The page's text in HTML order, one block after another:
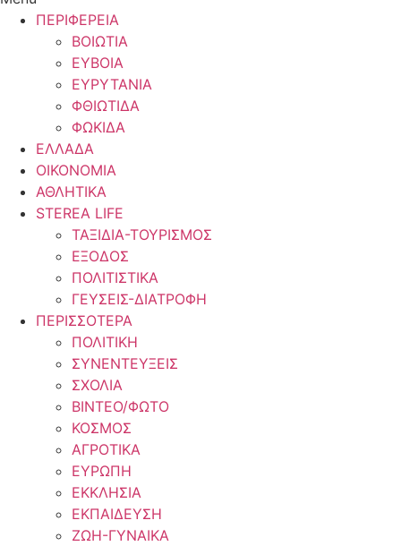
ΠΕΡΙΦΕΡΕΙΑ
ΒΟΙΩΤΙΑ
ΕΥΒΟΙΑ
ΕΥΡΥΤΑΝΙΑ
ΦΘΙΩΤΙΔΑ
ΦΩΚΙΔΑ
ΕΛΛΑΔΑ
ΟΙΚΟΝΟΜΙΑ
ΑΘΛΗΤΙΚΑ
STEREA LIFE
ΤΑΞΙΔΙΑ-ΤΟΥΡΙΣΜΟΣ
ΕΞΟΔΟΣ
ΠΟΛΙΤΙΣΤΙΚΑ
ΓΕΥΣΕΙΣ-ΔΙΑΤΡΟΦΗ
ΠΕΡΙΣΣΟΤΕΡΑ
ΠΟΛΙΤΙΚΗ
ΣΥΝΕΝΤΕΥΞΕΙΣ
ΣΧΟΛΙΑ
ΒΙΝΤΕΟ/ΦΩΤΟ
ΚΟΣΜΟΣ
ΑΓΡΟΤΙΚΑ
ΕΥΡΩΠΗ
ΕΚΚΛΗΣΙΑ
ΕΚΠΑΙΔΕΥΣΗ
ΖΩΗ-ΓΥΝΑΙΚΑ